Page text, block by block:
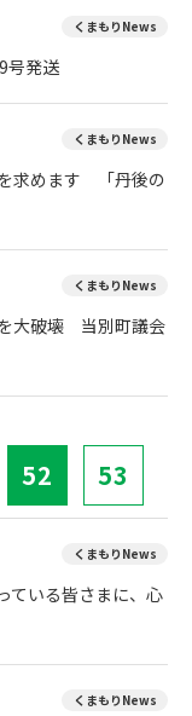
くまもりNews
号発送
くまもりNews
求めます 「丹後の
くまもりNews
大破壊 当別町議会
52 53
くまもりNews
ている皆さまに、心
くまもりNews